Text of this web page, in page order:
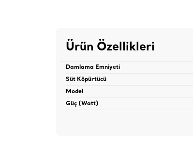
Ürün Özellikleri
Damlama Emniyeti
Süt Köpürtücü
Model
Güç (Watt)